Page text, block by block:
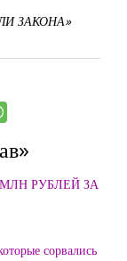
ЗАКОНА»
РУБЛЕЙ ЗА
сорвались